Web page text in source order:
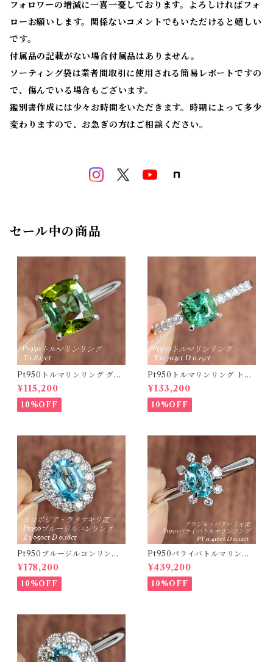
フォロワーの増減に一喜一憂しております。よろしければフォ
ローお願いします。関係ないコメントでもいただけると嬉しい
です。
付属品の記載がない場合付属品はありません。
ソーティング袋は業者間取引に使用される簡易レポートですの
で、傷んでいる場合もございます。
鑑別書作成には少々お時間をいただきます。時期によって多少
変わりますので、お急ぎの方はご相談ください。
セール中の商品
Pt950トルマリンリング グリ
ーントルマリン 1.827ct 【PR
O208635】
¥115,200
10%OFF
Pt950トルマリンリング トル
マリン 0.703ct ダイヤモンド
0.15ct【PRO208634】
¥133,200
10%OFF
Pt950ブルージルコンリング
カンボジア・ラタナキリ産 ブ
ルージルコン 1.050ct ダイヤ
モンド 0.18ct【PRO20868
4】
¥178,200
10%OFF
Pt950パライバトルマリンリ
ング ブラジル・バターリャ産
パライバトルマリン 0.416ct
ダイヤモンド 0.12ct【PRO2
07538】
¥439,200
10%OFF